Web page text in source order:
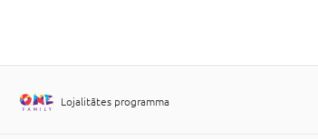
Lojalitātes programma